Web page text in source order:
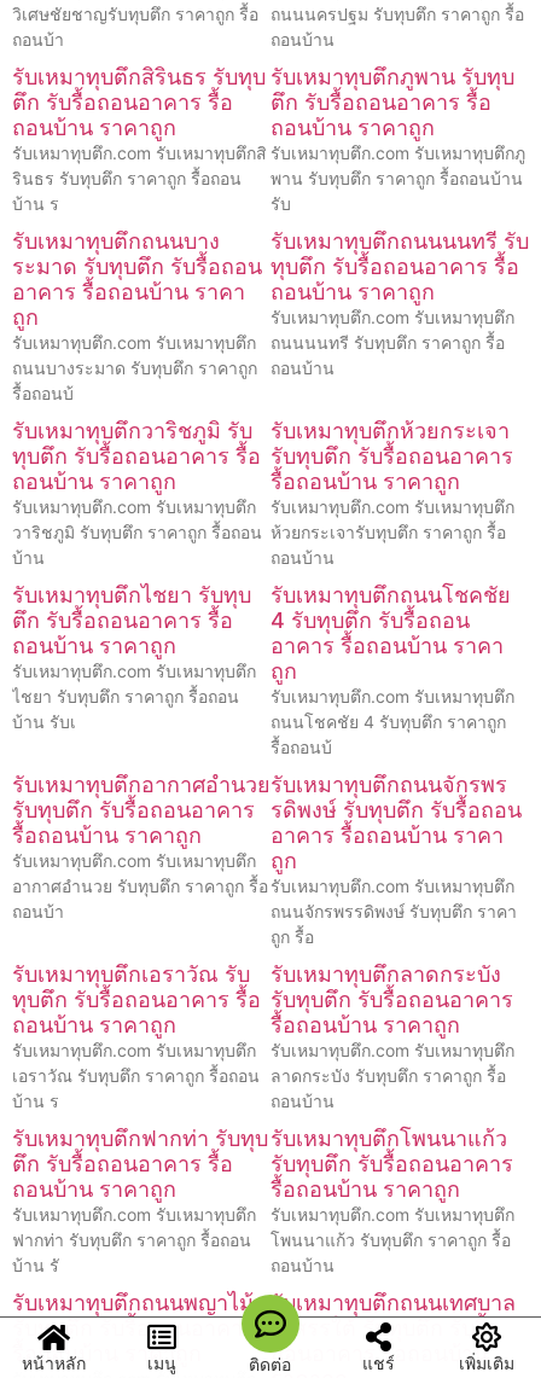
วิเศษชัยชาญรับทุบตึก ราคาถูก รื้อ
ถอนบ้า
ถนนนครปฐม รับทุบตึก ราคาถูก รื้อ
ถอนบ้าน
รับเหมาทุบตึกสิรินธร รับทุบ
ตึก รับรื้อถอนอาคาร รื้อ
ถอนบ้าน ราคาถูก
รับเหมาทุบตึก.com รับเหมาทุบตึกสิ
รินธร รับทุบตึก ราคาถูก รื้อถอน
บ้าน ร
รับเหมาทุบตึกภูพาน รับทุบ
ตึก รับรื้อถอนอาคาร รื้อ
ถอนบ้าน ราคาถูก
รับเหมาทุบตึก.com รับเหมาทุบตึกภู
พาน รับทุบตึก ราคาถูก รื้อถอนบ้าน
รับ
รับเหมาทุบตึกถนนบาง
ระมาด รับทุบตึก รับรื้อถอน
อาคาร รื้อถอนบ้าน ราคา
ถูก
รับเหมาทุบตึก.com รับเหมาทุบตึก
ถนนบางระมาด รับทุบตึก ราคาถูก
รื้อถอนบ้
รับเหมาทุบตึกถนนนนทรี รับ
ทุบตึก รับรื้อถอนอาคาร รื้อ
ถอนบ้าน ราคาถูก
รับเหมาทุบตึก.com รับเหมาทุบตึก
ถนนนนทรี รับทุบตึก ราคาถูก รื้อ
ถอนบ้าน
รับเหมาทุบตึกวาริชภูมิ รับ
ทุบตึก รับรื้อถอนอาคาร รื้อ
ถอนบ้าน ราคาถูก
รับเหมาทุบตึก.com รับเหมาทุบตึก
วาริชภูมิ รับทุบตึก ราคาถูก รื้อถอน
บ้าน
รับเหมาทุบตึกห้วยกระเจา
รับทุบตึก รับรื้อถอนอาคาร
รื้อถอนบ้าน ราคาถูก
รับเหมาทุบตึก.com รับเหมาทุบตึก
ห้วยกระเจารับทุบตึก ราคาถูก รื้อ
ถอนบ้าน
รับเหมาทุบตึกไชยา รับทุบ
ตึก รับรื้อถอนอาคาร รื้อ
ถอนบ้าน ราคาถูก
รับเหมาทุบตึก.com รับเหมาทุบตึก
ไชยา รับทุบตึก ราคาถูก รื้อถอน
บ้าน รับเ
รับเหมาทุบตึกถนนโชคชัย
4 รับทุบตึก รับรื้อถอน
อาคาร รื้อถอนบ้าน ราคา
ถูก
รับเหมาทุบตึก.com รับเหมาทุบตึก
ถนนโชคชัย 4 รับทุบตึก ราคาถูก
รื้อถอนบ้
รับเหมาทุบตึกอากาศอำนวย
รับทุบตึก รับรื้อถอนอาคาร
รื้อถอนบ้าน ราคาถูก
รับเหมาทุบตึก.com รับเหมาทุบตึก
อากาศอำนวย รับทุบตึก ราคาถูก รื้อ
ถอนบ้า
รับเหมาทุบตึกถนนจักรพร
รดิพงษ์ รับทุบตึก รับรื้อถอน
อาคาร รื้อถอนบ้าน ราคา
ถูก
รับเหมาทุบตึก.com รับเหมาทุบตึก
ถนนจักรพรรดิพงษ์ รับทุบตึก ราคา
ถูก รื้อ
รับเหมาทุบตึกเอราวัณ รับ
ทุบตึก รับรื้อถอนอาคาร รื้อ
ถอนบ้าน ราคาถูก
รับเหมาทุบตึก.com รับเหมาทุบตึก
เอราวัณ รับทุบตึก ราคาถูก รื้อถอน
บ้าน ร
รับเหมาทุบตึกลาดกระบัง
รับทุบตึก รับรื้อถอนอาคาร
รื้อถอนบ้าน ราคาถูก
รับเหมาทุบตึก.com รับเหมาทุบตึก
ลาดกระบัง รับทุบตึก ราคาถูก รื้อ
ถอนบ้าน
รับเหมาทุบตึกฟากท่า รับทุบ
ตึก รับรื้อถอนอาคาร รื้อ
ถอนบ้าน ราคาถูก
รับเหมาทุบตึก.com รับเหมาทุบตึก
ฟากท่า รับทุบตึก ราคาถูก รื้อถอน
บ้าน รั
รับเหมาทุบตึกโพนนาแก้ว
รับทุบตึก รับรื้อถอนอาคาร
รื้อถอนบ้าน ราคาถูก
รับเหมาทุบตึก.com รับเหมาทุบตึก
โพนนาแก้ว รับทุบตึก ราคาถูก รื้อ
ถอนบ้าน
รับเหมาทุบตึกถนนพญาไม้
รับทุบตึก รับรื้อถอนอาคาร
รื้อถอนบ้าน ราคาถูก
รับเหมาทุบตึกถนนเทศบาล
รังสรรใต้ รับทุบตึก รับรื้อ
ถอนอาคาร รื้อถอนบ้าน
หน้าหลัก เมนู ติดต่อ แชร์ เพิ่มเติม